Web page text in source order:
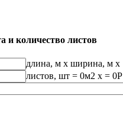
и количество листов
длина, м x ширина, м x
листов, шт = 0м2 x = 0Р